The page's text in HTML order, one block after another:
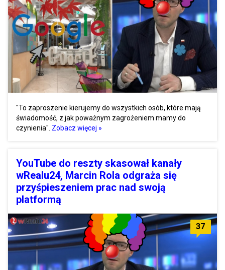
"To zaproszenie kierujemy do wszystkich osób, które mają
świadomość, z jak poważnym zagrożeniem mamy do
czynienia". Zobacz więcej »
YouTube do reszty skasował kanały
wRealu24, Marcin Rola odgraża się
przyśpieszeniem prac nad swoją
platformą
37